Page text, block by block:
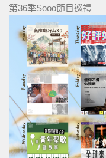
第36季Sooo節目巡禮